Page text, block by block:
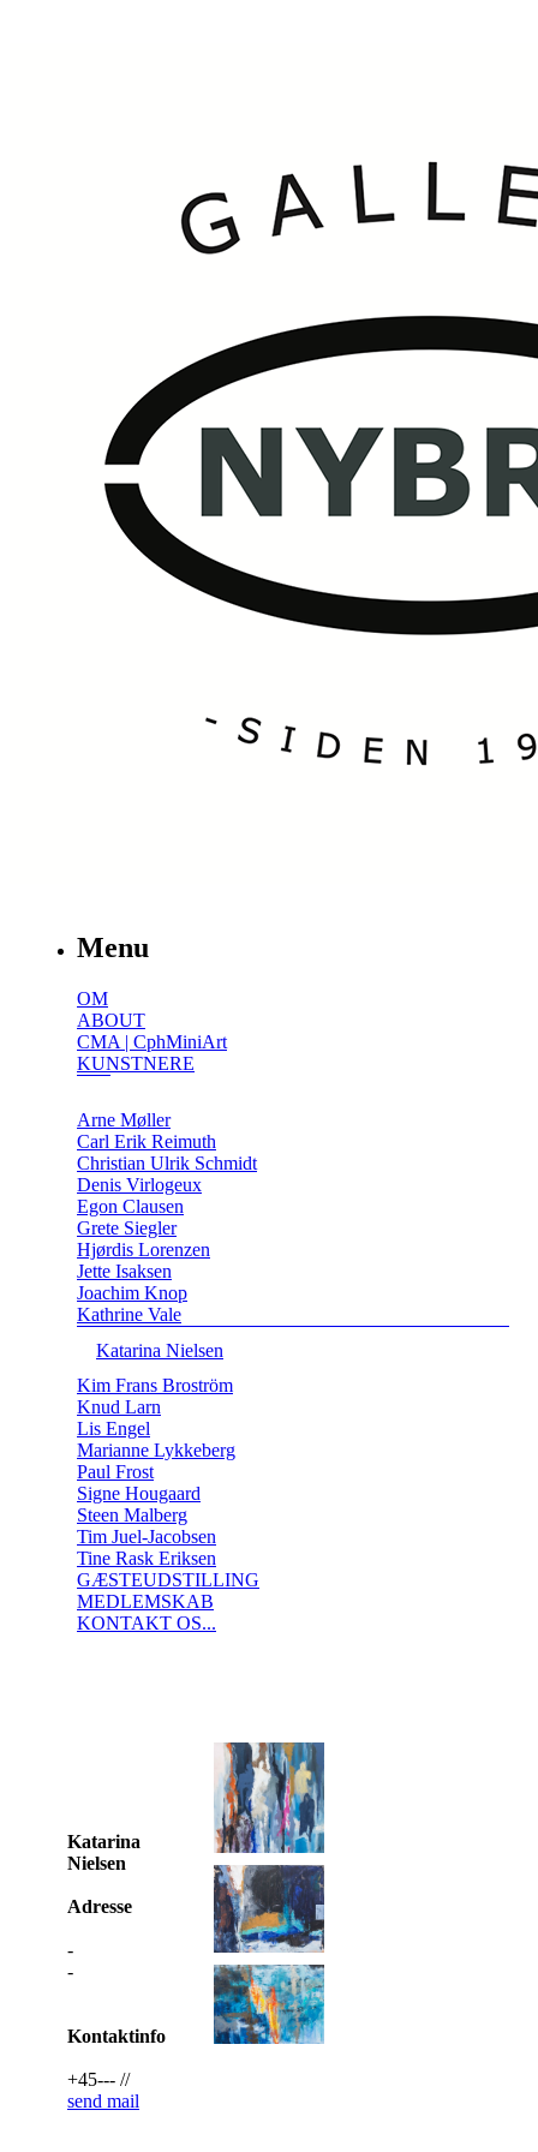
Menu
OM
ABOUT
CMA | CphMiniArt
KUNSTNERE
Arne Møller
Carl Erik Reimuth
Christian Ulrik Schmidt
Denis Virlogeux
Egon Clausen
Grete Siegler
Hjørdis Lorenzen
Jette Isaksen
Joachim Knop
Kathrine Vale
Katarina Nielsen
Kim Frans Broström
Knud Larn
Lis Engel
Marianne Lykkeberg
Paul Frost
Signe Hougaard
Steen Malberg
Tim Juel-Jacobsen
Tine Rask Eriksen
GÆSTEUDSTILLING
MEDLEMSKAB
KONTAKT OS...
Katarina
Nielsen
Adresse
-
-
Kontaktinfo
+45--- //
send mail